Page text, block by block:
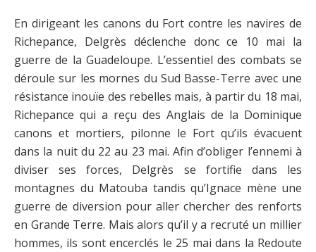
En dirigeant les canons du Fort contre les navires de
Richepance, Delgrès déclenche donc ce 10 mai la
guerre de la Guadeloupe. L’essentiel des combats se
déroule sur les mornes du Sud Basse-Terre avec une
résistance inouïe des rebelles mais, à partir du 18 mai,
Richepance qui a reçu des Anglais de la Dominique
canons et mortiers, pilonne le Fort qu’ils évacuent
dans la nuit du 22 au 23 mai. Afin d’obliger l’ennemi à
diviser ses forces, Delgrès se fortifie dans les
montagnes du Matouba tandis qu’Ignace mène une
guerre de diversion pour aller chercher des renforts
en Grande Terre. Mais alors qu’il y a recruté un millier
hommes, ils sont encerclés le 25 mai dans la Redoute